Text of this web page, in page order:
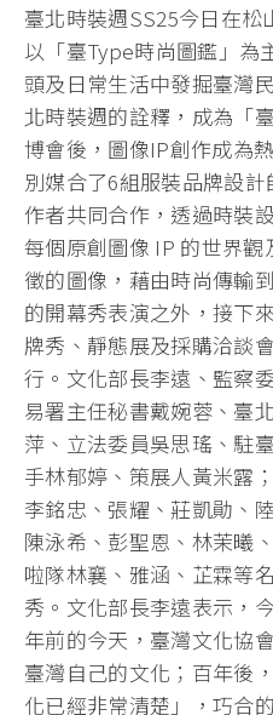
臺北時裝週SS25今日在
以「臺Type時尚圖鑑」為
頭及日常生活中發掘臺灣
北時裝週的詮釋，成為「
博會後，圖像IP創作成為
別媒合了6組服裝品牌設
作者共同合作，透過時裝
每個原創圖像 IP 的世界
徵的圖像，藉由時尚傳輸
的開幕秀表演之外，接下
牌秀、靜態展及採購洽談
行。文化部長李遠、監察
易署主任秘書戴婉蓉、臺
萍、立法委員吳思瑤、駐
手林郁婷、策展人黃米露
李銘忠、張耀、莊凱勛、
陳泳希、彭聖恩、林茉曦
啦隊林襄、雅涵、芷霖等
秀。文化部長李遠表示，
年前的今天，臺灣文化協
臺灣自己的文化；百年後
化已經非常清楚」，巧合